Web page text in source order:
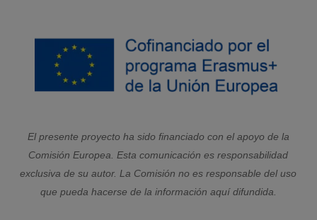
El presente proyecto ha sido financiado con el apoyo de la
Comisión Europea. Esta comunicación es responsabilidad
exclusiva de su autor. La Comisión no es responsable del uso
que pueda hacerse de la información aquí difundida.